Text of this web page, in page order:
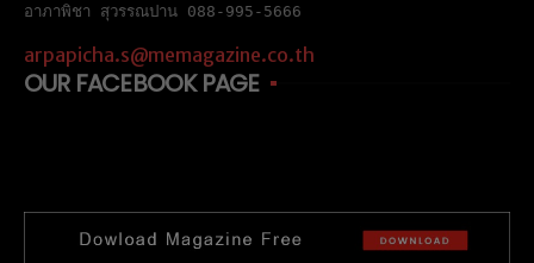
อาภาพิชา สุวรรณปาน 088-995-5666
arpapicha.s@memagazine.co.th
OUR FACEBOOK PAGE